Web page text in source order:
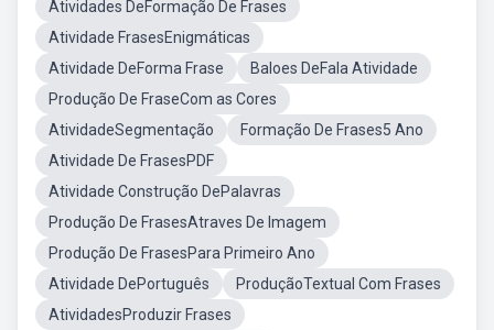
Atividades DeFormação De Frases
Atividade FrasesEnigmáticas
Atividade DeForma Frase
Baloes DeFala Atividade
Produção De FraseCom as Cores
AtividadeSegmentação
Formação De Frases5 Ano
Atividade De FrasesPDF
Atividade Construção DePalavras
Produção De FrasesAtraves De Imagem
Produção De FrasesPara Primeiro Ano
Atividade DePortuguês
ProduçãoTextual Com Frases
AtividadesProduzir Frases